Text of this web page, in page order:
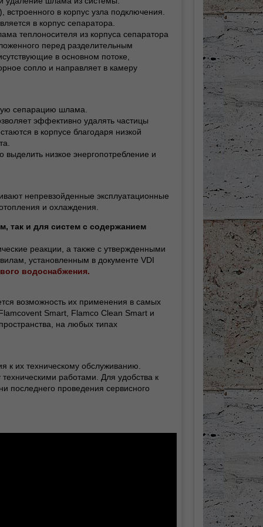
в корпус узла подключения.
в корпус сепаратора.
теплоносителя из корпуса сепаратора
перед разделительным
в основном потоке,
сопло и направляет в камеру
сепарацию шлама.
эффективно удалять частицы
в корпусе благодаря низкой
низкое энергопотребление и
непревзойденные эксплуатационные
и охлаждения.
так и для систем с содержанием
реакции, а также с утвержденными
установленным в документе VDI
водоснабжения.
возможность их применения в самых
Smart, Flamco Clean Smart и
на любых типах
к их техническому обслуживанию.
работами. Для удобства к
последнего проведения сервисного